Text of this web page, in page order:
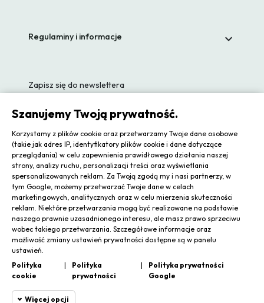
Regulaminy i informacje 
Zapisz się do newslettera
Zgadzam się na przetwarzanie moich danych osobowych
Subskrybuj
Szanujemy Twoją prywatność.
Korzystamy z plików cookie oraz przetwarzamy Twoje dane osobowe
(takie jak adres IP, identyfikatory plików cookie i dane dotyczące
przeglądania) w celu zapewnienia prawidłowego działania naszej
strony, analizy ruchu, personalizacji treści oraz wyświetlania
spersonalizowanych reklam. Za Twoją zgodą my i nasi partnerzy, w
tym Google, możemy przetwarzać Twoje dane w celach
marketingowych, analitycznych oraz w celu mierzenia skuteczności
reklam. Niektóre przetwarzania mogą być realizowane na podstawie
naszego prawnie uzasadnionego interesu, ale masz prawo sprzeciwu
wobec takiego przetwarzania. Szczegółowe informacje oraz
możliwość zmiany ustawień prywatności dostępne są w panelu
ustawień.
Polityka
cookie
|
Polityka
prywatności
|
Polityka prywatności
Google
Więcej opcji
Odstąp od umowy tutaj